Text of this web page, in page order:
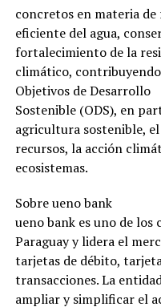
concretos en materia de
eficiente del agua,
fortalecimiento de la
climático,
Objetivos de Desarrollo
Sostenible (ODS), en
agricultura sostenible,
recursos, la acción
ecosistemas.
Sobre ueno bank
ueno bank es uno de los
Paraguay y lidera el
tarjetas de débito,
transacciones. La
ampliar y simplificar el